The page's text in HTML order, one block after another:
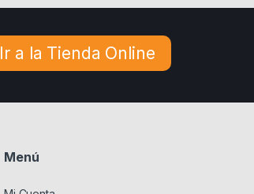
Ir a la Tienda Online
Menú